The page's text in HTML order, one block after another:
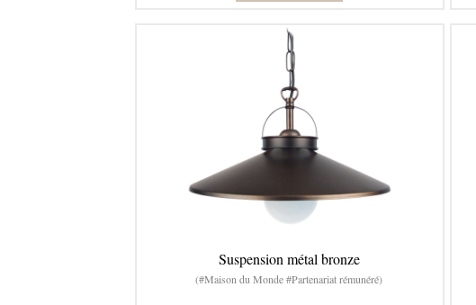
Suspension métal bronze
(#Maison du Monde #Partenariat rémunéré)